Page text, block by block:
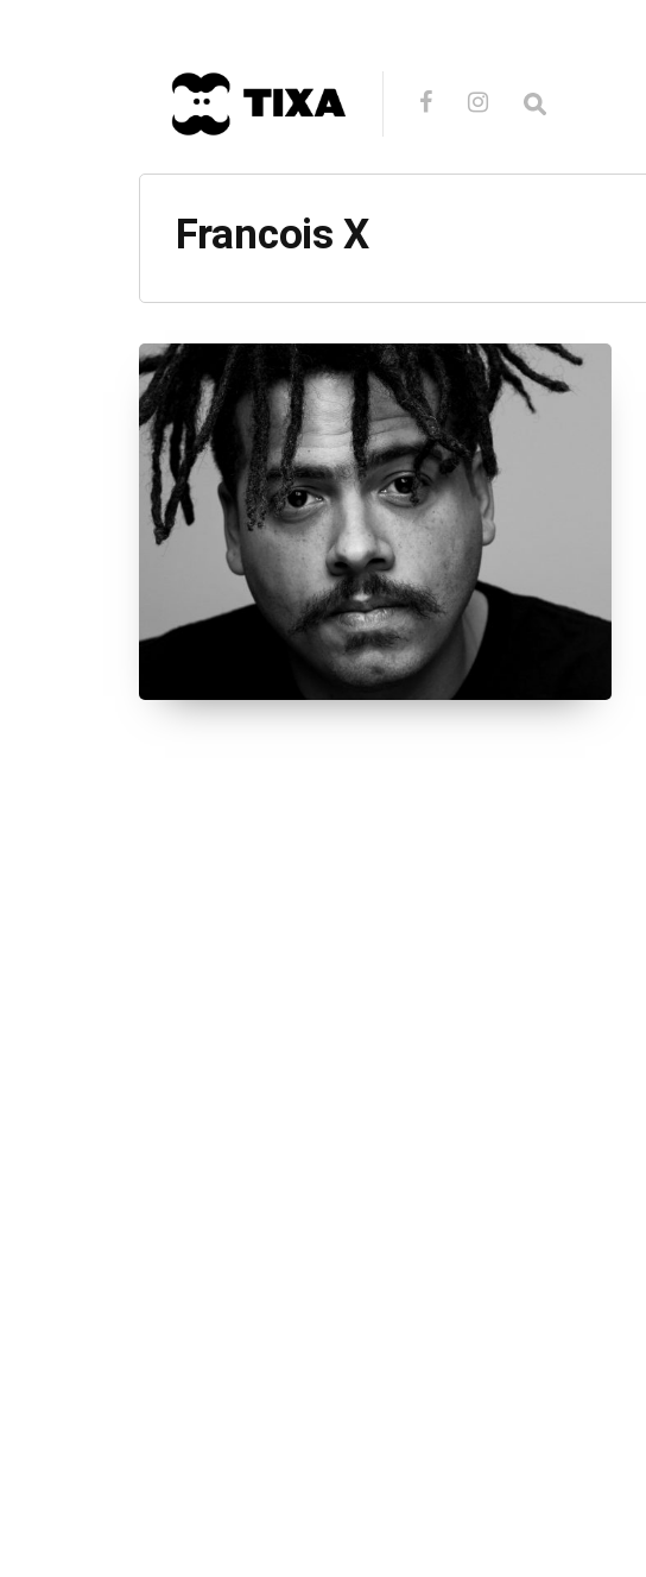
Francois X